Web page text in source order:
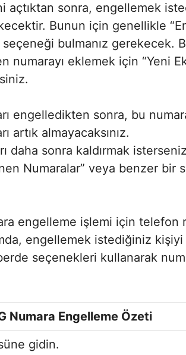
açtıktan sonra, engellemek
Bunun için genellikle
bulmanız gerekecek.
numarayı eklemek için “Yeni
engelledikten sonra, bu
artık almayacaksınız.
daha sonra kaldırmak
Numaralar” veya benzer bir
engelleme işlemi için telefon
engellemek istediğiniz
seçenekleri kullanarak
Numara Engelleme Özeti
gidin.